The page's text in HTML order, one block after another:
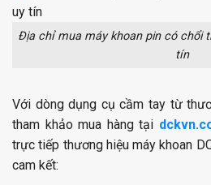
Địa chỉ mua máy khoan pin có chổi
tín
Với dòng dụng cụ cầm tay từ
tham khảo mua hàng tại
trực tiếp thương hiệu máy khoan
cam kết: